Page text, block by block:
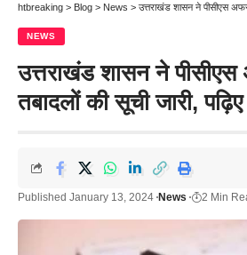
htbreaking > Blog > News > उत्तराखंड शासन ने पीसीएस अफसरों
NEWS
उत्तराखंड शासन ने
तबादलों की सूची जारी,
Published January 13, 2024 News 2 Min